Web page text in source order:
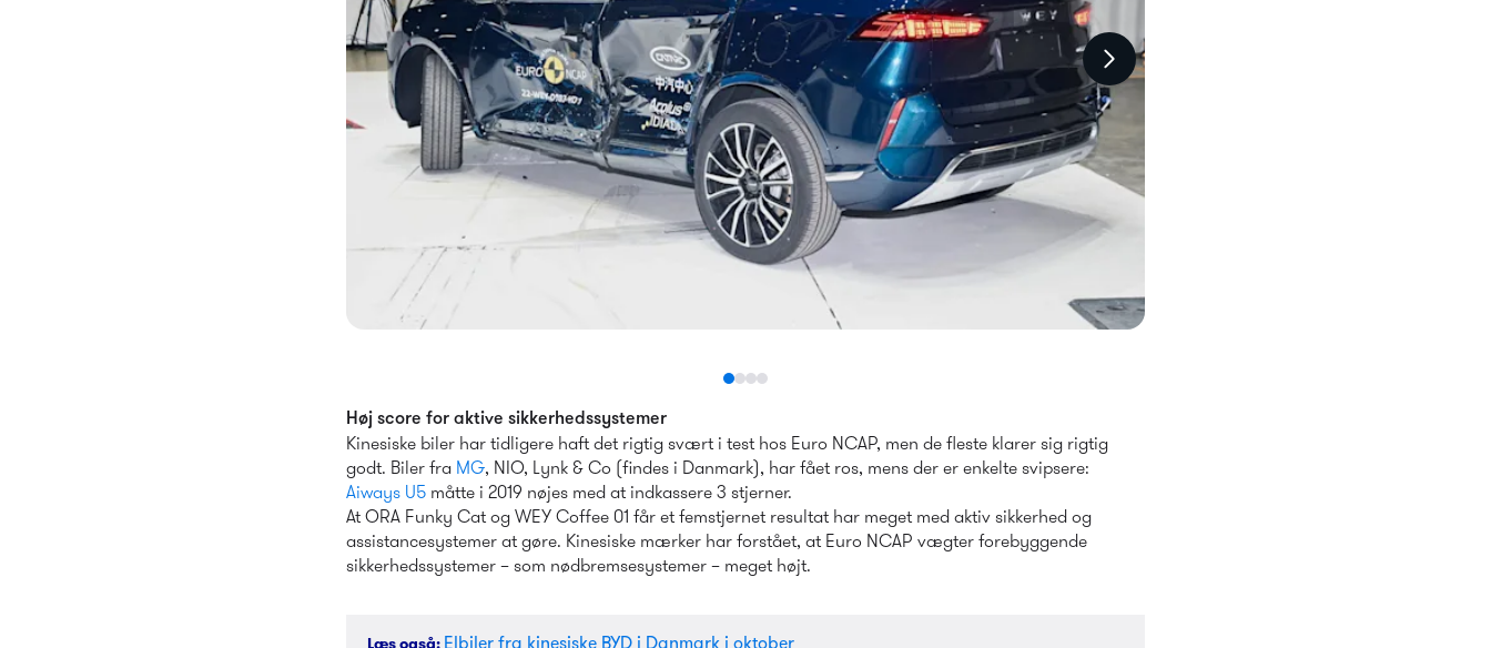
Høj score for aktive sikkerhedssystemer
Kinesiske biler har tidligere haft det rigtig svært i test hos Euro NCAP, men de fleste klarer sig rigtig
godt. Biler fra MG
Aiways U5 måtte i 2019 nøjes med at indkassere 3 stjerner.
At ORA Funky Cat og WEY Coffee 01 får et femstjernet resultat har meget med aktiv sikkerhed og
assistancesystemer at gøre. Kinesiske mærker har forstået, at Euro NCAP vægter forebyggende
sikkerhedssystemer – som nødbremsesystemer – meget højt.
Elbiler fra kinesiske BYD i Danmark i oktober